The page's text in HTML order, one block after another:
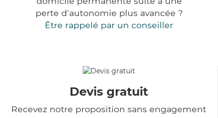
perte d'autonomie plus avancée ?
Être rappelé par un conseiller
Devis gratuit
Recevez notre proposition sans engagement